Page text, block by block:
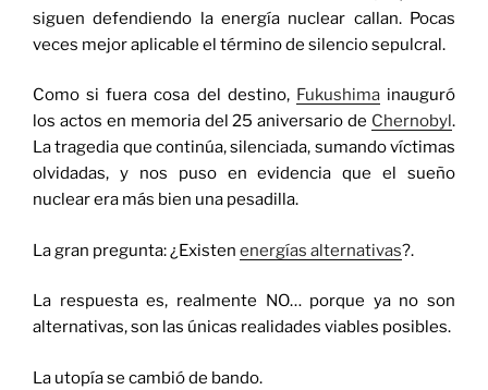
siguen defendiendo la energía nuclear callan. Pocas
veces mejor aplicable el término de silencio sepulcral.
Como si fuera cosa del destino, Fukushimainauguró
los actos en memoria del 25 aniversario de Chernobyl.
La tragedia que continúa, silenciada, sumando víctimas
olvidadas, y nos puso en evidencia que el sueño
nuclear era más bien una pesadilla.
La gran pregunta: ¿Existen energías alternativas?.
La respuesta es, realmente NO… porque ya no son
alternativas, son las únicas realidades viables posibles.
La utopía se cambió de bando.